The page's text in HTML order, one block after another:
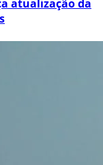
atualização da